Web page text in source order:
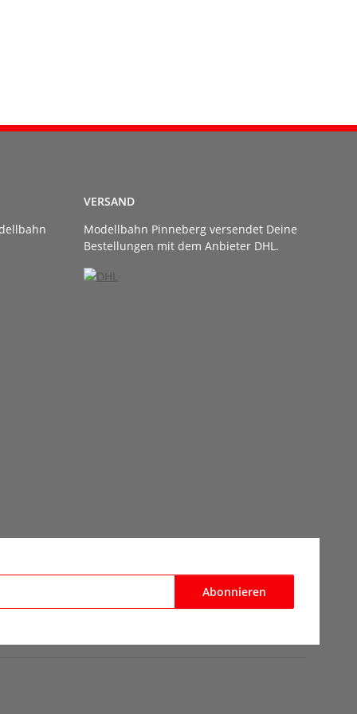
VERSAND
Modellbahn Pinneberg versendet Deine
Bestellungen mit dem Anbieter DHL.
Abonnieren